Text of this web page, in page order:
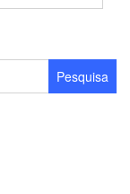
This
multiple
variants.Pesquisa